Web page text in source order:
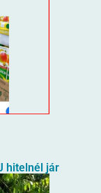
hitelnél jár